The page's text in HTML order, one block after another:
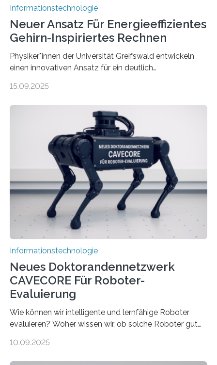
Informationstechnologie
Neuer Ansatz Für Energieeffizientes
Gehirn-Inspiriertes Rechnen
Physiker*innen der Universität Greifswald entwickeln
einen innovativen Ansatz für ein deutlich
Lösungsweg ist inspiriert vom menschlichen Gehirn. Die
stellt die heutige Computertechnik vor
Herausforderungen. Herkömmliche Silizium-
Prozessoren stoßen an ihre Grenzen: Sie verbrauchen
viel Energie, die Speicher- und Verarbeitungseinheiten
sind voneinander getrennt und die Datenübertragung
bremst komplexe Anwendungen aus. Da KI-Modelle
immer größer werden und riesige Datenmengen
verarbeiten müssen, steigt der Bedarf an neuen
Rechenarchitekturen. Neben Quantencomputern
rücken dabei insbesondere…
15.09.2025
Informationstechnologie
Neues Doktorandennetzwerk
CAVECORE Für Roboter-
Evaluierung
Wie können wir intelligente und lernfähige Roboter
evaluieren? Woher wissen wir, ob solche Roboter gut
sich CAVECORE – ein neues Marie Skłodowska-Curie
10.09.2025